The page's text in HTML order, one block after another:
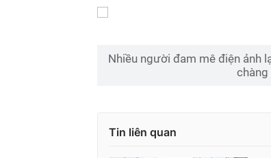
Nhiều người đam mê điện ảnh
Tin liên quan